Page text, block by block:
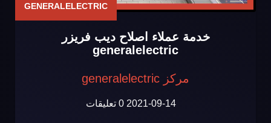
GENERALELECTRIC
خدمة عملاء اصلاح ديب فريزر
generalelectric
مركز generalelectric
2021-09-14 0 تعليقات